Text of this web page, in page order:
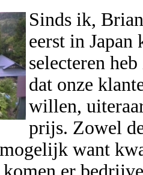
Sinds ik,
eerst in
selecteren
dat onze
willen,
prijs. Zowel
want